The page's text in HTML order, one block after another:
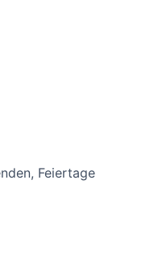
Feiertage